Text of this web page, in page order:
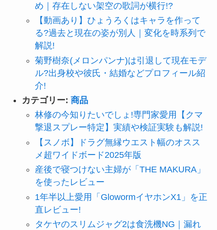
め｜存在しない架空の歌詞が横行!?
【動画あり】ひょうろくはキャラを作って
る?過去と現在の姿が別人｜変化を時系列で
解説!
菊野樹奈(メロンパンナ)は引退して現在モデ
ル?出身校や彼氏・結婚などプロフィール紹
介!
カテゴリー: 商品
林修の今知りたいでしょ!専門家愛用【クマ
撃退スプレー特定】実績や検証実験も解説!
【スノボ】ドラグ無縁ウエスト幅のオスス
メ超ワイドボード2025年版
産後で寝つけない主婦が「THE MAKURA」
を使ったレビュー
1年半以上愛用「GlowormイヤホンX1」を正
直レビュー!
タケヤのスリムジャグ2は食洗機NG｜漏れ